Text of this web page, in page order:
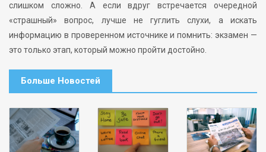
слишком сложно. А если вдруг встречается очередной
«страшный» вопрос, лучше не гуглить слухи, а искать
информацию в проверенном источнике и помнить: экзамен —
это только этап, который можно пройти достойно.
Больше Новостей